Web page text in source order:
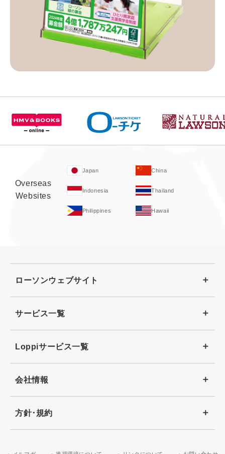
Overseas
Websites
Japan China
Indonesia Thailand
Philippines Hawaii
ローソンウェブサイト
サービス一覧
Loppiサービス一覧
会社情報
方針･規約